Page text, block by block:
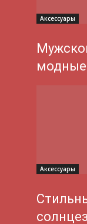
Аксессуары
Аксессуары